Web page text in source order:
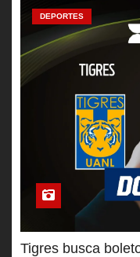
DEPORTES
Tigres busca